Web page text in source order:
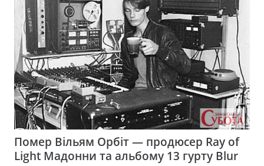
Помер Вільям Орбіт — продюсер Ray of
Light Мадонни та альбому 13 гурту Blur